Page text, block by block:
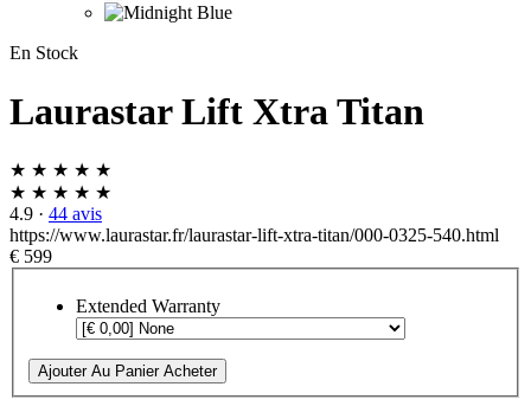
En Stock
Laurastar Lift Xtra Titan
★ ★ ★ ★ ★
★ ★ ★ ★ ★
4.9 · 44 avis
https://www.laurastar.fr/laurastar-lift-xtra-titan/000-0325-540.html
€ 599
Extended Warranty
Ajouter Au Panier Acheter